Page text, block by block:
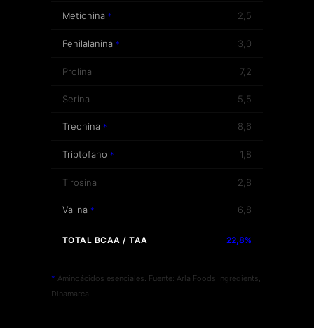
Metionina * 2,5
Fenilalanina * 3,0
Prolina 7,2
Serina 5,5
Treonina * 8,6
Triptofano * 1,8
Tirosina 2,8
Valina * 6,8
TOTAL BCAA / TAA 22,8%
* Aminoácidos esenciales. Fuente: Arla Foods Ingredients,
Dinamarca.